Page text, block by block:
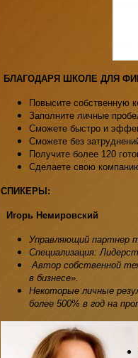
БЛАГОДАРЯ ШКОЛЕ ДЛЯ
Повысите собственную
Заполните личные
Сможете быстро и
Сможете без
Получите более 120
Сделаете свою
СПИКЕРЫ:
Игорь Немировский
Управляющий партнер
Специализация:
Автор собственной
в бизнесе».
Некоторые личные
более 500% в год на